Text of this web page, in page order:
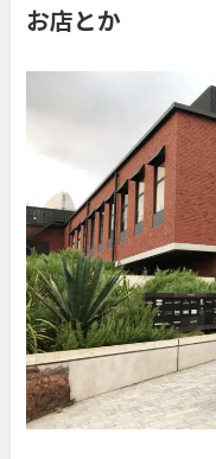
お店とか